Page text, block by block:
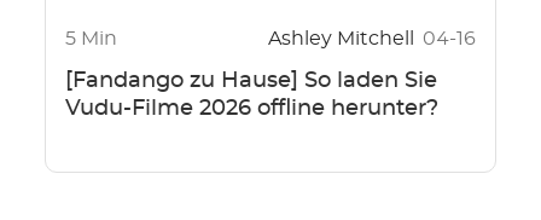
5 Min Ashley Mitchell 04-16
[Fandango zu Hause] So laden Sie
Vudu-Filme 2026 offline herunter?